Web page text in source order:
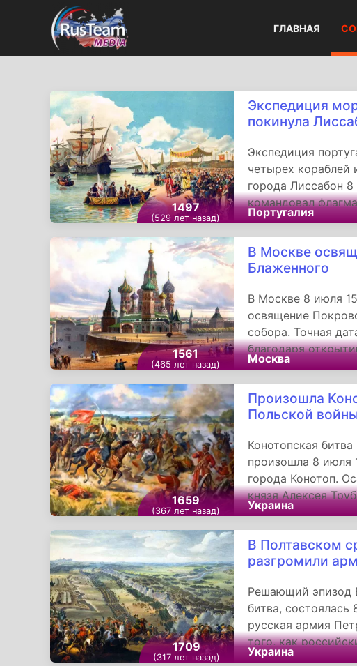
ГЛАВНАЯ
1497
(529 лет назад)
Экспедиция
покинула
Экспедиция
четырех кораблей
города Лиссабон
командовал
его брат Паулу
Португалия
1561
(465 лет назад)
В Москве
Блаженного
В Москве 8 июля
освящение
собора. Точная
благодаря
надписи,
собора.
Москва
1659
(367 лет назад)
Произошла
Польской
Конотопская
произошла 8 июля
города Конотоп.
князя Алексея
войскам
Речь Посполитую
Украина
1709
(317 лет назад)
В Полтавском
разгромили
Решающий эпизод
битва, состоялась
русская армия
того, как
Ливонию и
Украина